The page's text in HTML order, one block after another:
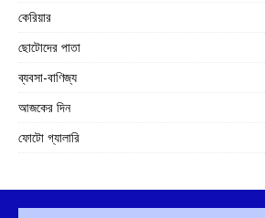
কেরিয়ার
ছোটোদের পাতা
ব্যবসা-বাণিজ্য
আজকের দিন
ফোটো গ্যালারি